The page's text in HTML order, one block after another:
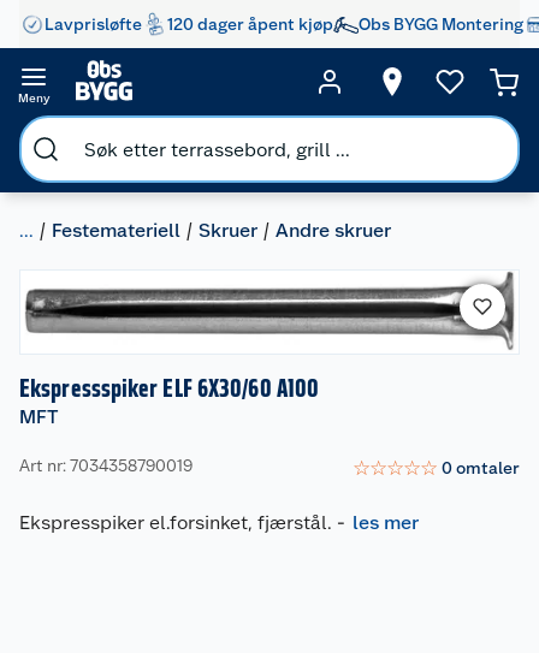
Lavprisløfte 120 dager åpent kjøp Obs BYGG Montering
Meny
... Festemateriell Skruer Andre skruer
Ekspressspiker ELF 6X30/60 A100
MFT
Art nr: 7034358790019 ☆☆☆☆☆ 0omtaler
Ekspresspiker el.forsinket, fjærstål. - les mer